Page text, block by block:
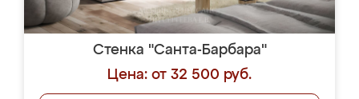
Стенка "Санта-Барбара"
Цена: от 32 500 руб.